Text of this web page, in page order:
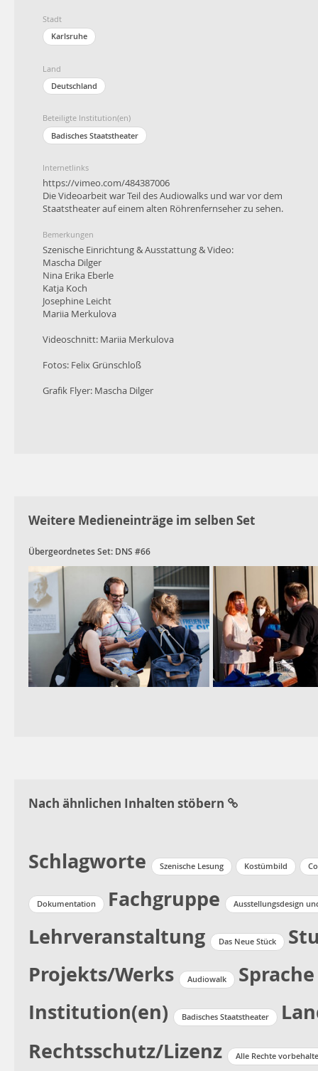
Stadt
Karlsruhe
Land
Deutschland
Beteiligte Institution(en)
Badisches Staatstheater
Internetlinks
https://vimeo.com/484387006
Die Videoarbeit war Teil des Audiowalks und war vor dem
Staatstheater auf einem alten Röhrenfernseher zu sehen.
Bemerkungen
Szenische Einrichtung & Ausstattung & Video:
Mascha Dilger
Nina Erika Eberle
Katja Koch
Josephine Leicht
Mariia Merkulova
Videoschnitt: Mariia Merkulova
Fotos: Felix Grünschloß
Grafik Flyer: Mascha Dilger
Weitere Medieneinträge im selben Set
Übergeordnetes Set: DNS #66
Nach ähnlichen Inhalten stöbern
Schlagworte Szenische Lesung Kostümbild
Dokumentation Fachgruppe Ausstellungsdesign
Lehrveranstaltung Das Neue Stück
Projekts/Werks
Audiowalk
Sprache
Institution(en)
Badisches Staatstheater
Rechtsschutz/Lizenz
Alle Rechte